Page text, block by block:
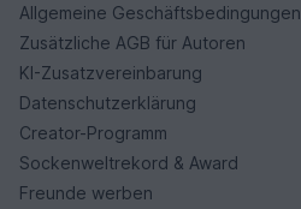
Allgemeine Geschäftsbedingungen
Zusätzliche AGB für Autoren
KI-Zusatzvereinbarung
Datenschutzerklärung
Creator-Programm
Sockenweltrekord & Award
Freunde werben